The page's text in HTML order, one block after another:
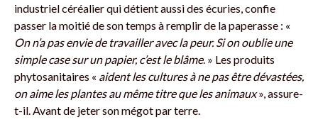
industriel céréalier qui détient aussi des écuries, confie
passer la moitié de son temps à remplir de la paperasse : «
On n’a pas envie de travailler avec la peur. Si on oublie une
simple case sur un papier, c’est le blâme. » Les produits
phytosanitaires « aident les cultures à ne pas être dévastées,
on aime les plantes au même titre que les animaux», assure-
t-il. Avant de jeter son mégot par terre.